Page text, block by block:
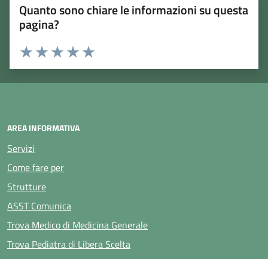
Quanto sono chiare le informazioni su questa
pagina?
Rating:
Valuta 5 stelle su 5
Valuta 4 stelle su 5
Valuta 3 stelle su 5
Valuta 2 stelle su 5
Valuta 1 stelle su 5
AREA INFORMATIVA
Servizi
Come fare per
Strutture
ASST Comunica
Trova Medico di Medicina Generale
Trova Pediatra di Libera Scelta